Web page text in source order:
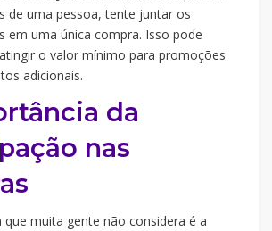
de uma pessoa, tente juntar os
em uma única compra. Isso pode
o valor mínimo para promoções
adicionais.
da
nas
que muita gente não considera é a